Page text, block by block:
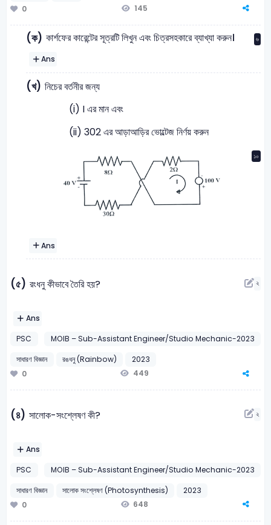
0
145
(ক) কার্শফের কারেন্টের সূত্রটি লিখুন এবং চিত্রসহকারে ব্যাখ্যা করুন। ৬
Ans
(খ) নিচের বর্তনীর জন্য
(i) I এর মান এবং
(ii) 302 এর আড়াআড়ির ভোল্টেজ নির্ণয় করুন
১০
Ans
(৫) রংধনু কীভাবে তৈরি হয়? ২
Ans
PSC
MOIB – Sub-Assistant Engineer/Studio Mechanic-2023
সাধারণ বিজ্ঞান
রঙধনু (Rainbow)
2023
0
449
(৪) সালোক-সংশ্লেষণ কী? ২
Ans
PSC
MOIB – Sub-Assistant Engineer/Studio Mechanic-2023
সাধারণ বিজ্ঞান
সালোক সংশ্লেষণ (Photosynthesis)
2023
0
648